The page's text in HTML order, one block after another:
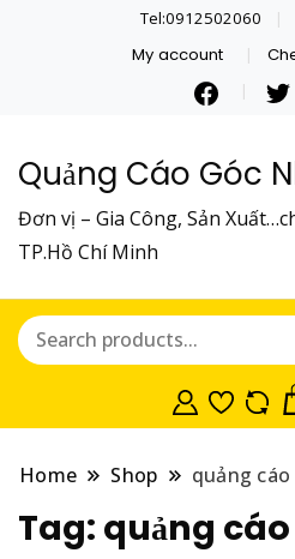
Tel:0912502060
My account
Quảng Cáo Góc
Đơn vị – Gia Công, Sản
TP.Hồ Chí Minh
Home Shop quảng
Tag: quảng